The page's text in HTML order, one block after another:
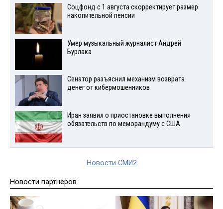
Соцфонд с 1 августа скорректирует размер
накопительной пенсии
Умер музыкальный журналист Андрей
Бурлака
Сенатор разъяснил механизм возврата
денег от кибермошенников
Иран заявил о приостановке выполнения
обязательств по меморандуму с США
Новости СМИ2
Новости партнеров